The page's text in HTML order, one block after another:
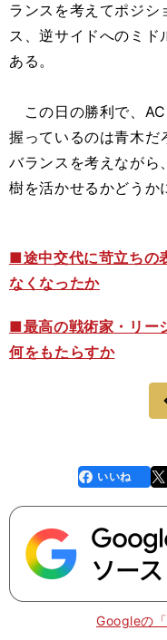
ランスを考えてポジ
ス、逆サイドへのミド
ある。
この日の勝利で、
握っているのは青木だ
バランスを考えながら
樹を活かせるかどうか
■途中交代に苛立ちの
なくなったか
■最高の戦術家・リー
何をもたらすか
faceboo
k
いいね
Googleの